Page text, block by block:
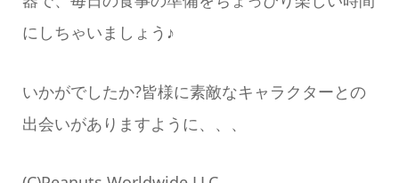
にしちゃいましょう♪
いかがでしたか?皆様に素敵なキャラクターとの
出会いがありますように、、、